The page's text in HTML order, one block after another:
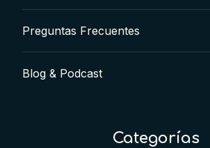
Preguntas Frecuentes
Blog & Podcast
Categorías